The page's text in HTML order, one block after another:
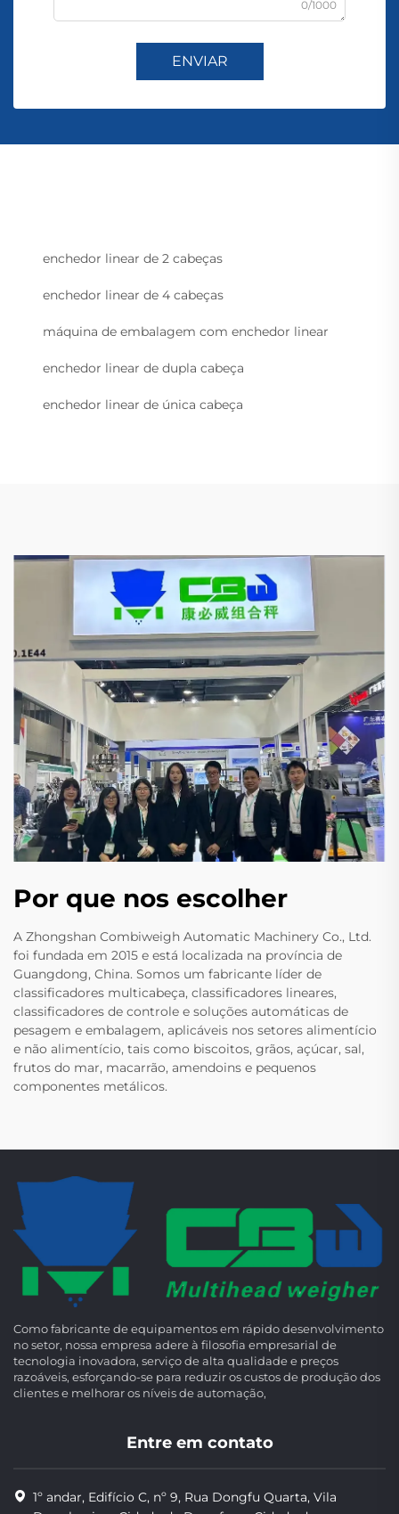
0/1000
ENVIAR
enchedor linear de 2 cabeças
enchedor linear de 4 cabeças
máquina de embalagem com enchedor linear
enchedor linear de dupla cabeça
enchedor linear de única cabeça
Por que nos escolher
A Zhongshan Combiweigh Automatic Machinery Co., Ltd.
foi fundada em 2015 e está localizada na província de
Guangdong, China. Somos um fabricante líder de
classificadores multicabeça, classificadores lineares,
classificadores de controle e soluções automáticas de
pesagem e embalagem, aplicáveis nos setores alimentício
e não alimentício, tais como biscoitos, grãos, açúcar, sal,
frutos do mar, macarrão, amendoins e pequenos
componentes metálicos.
Como fabricante de equipamentos em rápido desenvolvimento
no setor, nossa empresa adere à filosofia empresarial de
tecnologia inovadora, serviço de alta qualidade e preços
razoáveis, esforçando-se para reduzir os custos de produção dos
clientes e melhorar os níveis de automação,
Entre em contato
1º andar, Edifício C, nº 9, Rua Dongfu Quarta, Vila